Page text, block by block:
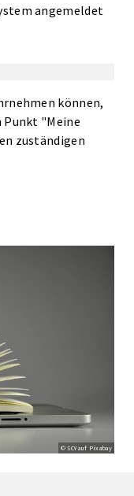
angemeldet
können,
"Meine
zuständigen
© SCY auf Pixabay